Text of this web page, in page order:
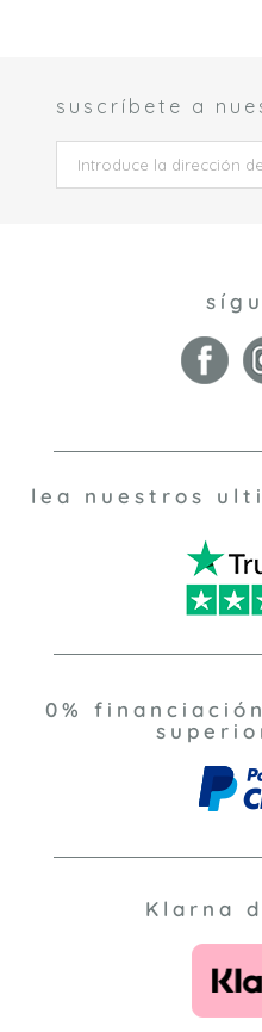
suscríbete a
lea nuestros
0%
Klarna